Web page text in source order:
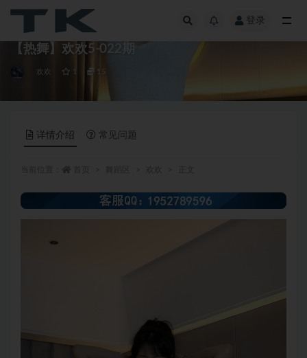
登录
【热舞】欢欢5-022期
欢欢 1 15
详情介绍 常见问题